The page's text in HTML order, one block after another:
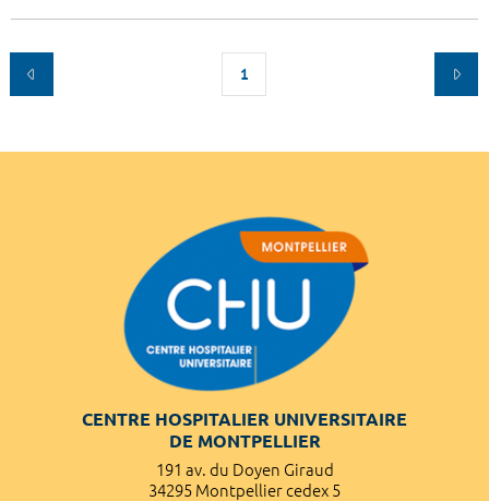
1
CENTRE HOSPITALIER UNIVERSITAIRE
DE MONTPELLIER
191 av. du Doyen Giraud
34295 Montpellier cedex 5